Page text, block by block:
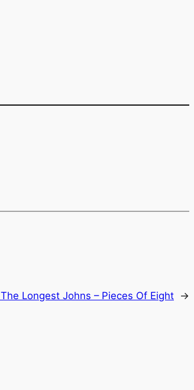
The Longest Johns – Pieces Of Eight →